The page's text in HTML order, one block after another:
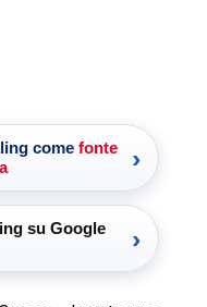
come fonte
›
su Google
›